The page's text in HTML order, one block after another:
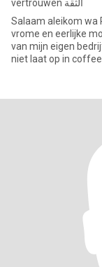
vertrouwen الثقة
Salaam aleikom wa Rahmatu
vrome en eerlijke
van mijn eigen bedrijf. Ik behoud mijn religie en mijn werk. Ik
niet laat op in